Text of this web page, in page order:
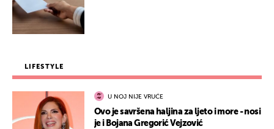
LIFESTYLE
U NOJ NIJE VRUĆE
Ovo je savršena haljina za ljeto i more - nosi
je i Bojana Gregorić Vejzović